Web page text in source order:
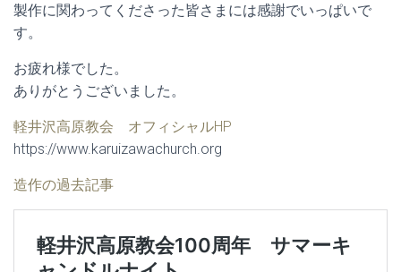
製作に関わってくださった皆さまには感謝でいっぱいで
す。
お疲れ様でした。
ありがとうございました。
軽井沢高原教会 オフィシャルHP
https://www.karuizawachurch.org
造作の過去記事